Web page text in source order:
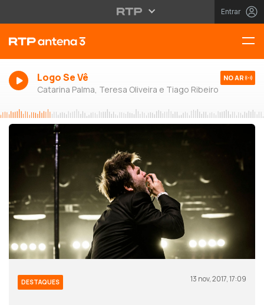
Entrar
Logo Se Vê
Catarina Palma, Teresa Oliveira e Tiago Ribeiro
NO AR
DESTAQUES 13 nov, 2017, 17:09